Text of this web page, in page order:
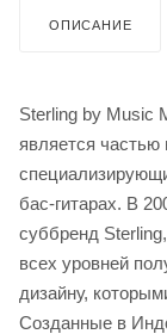
ОПИСАНИЕ
Sterling by Music
является частью
бас-гитарах. В
суббренд
всех уровней
дизайну,
Созданные в